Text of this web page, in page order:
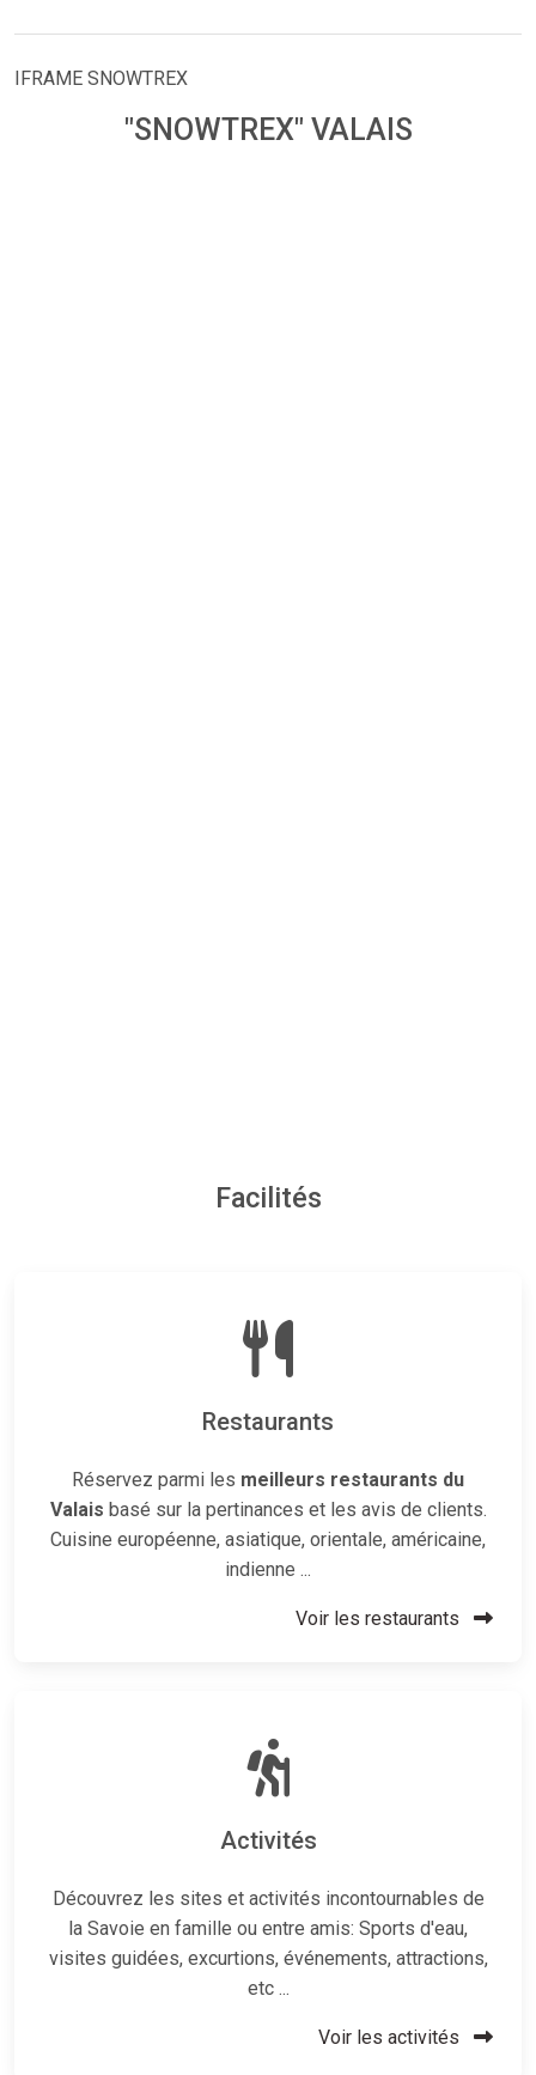
IFRAME SNOWTREX
"SNOWTREX" VALAIS
Facilités
Restaurants
Réservez parmi les meilleurs restaurants du
Valais basé sur la pertinances et les avis de clients.
Cuisine européenne, asiatique, orientale, américaine,
indienne ...
Voir les restaurants
Activités
Découvrez les sites et activités incontournables de
la Savoie en famille ou entre amis: Sports d'eau,
visites guidées, excurtions, événements, attractions,
etc ...
Voir les activités